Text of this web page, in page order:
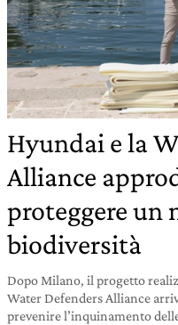
Hyundai e la
Alliance
proteggere un
biodiversità
Dopo Milano, il progetto
Water Defenders Alliance
prevenire l’inquinamento